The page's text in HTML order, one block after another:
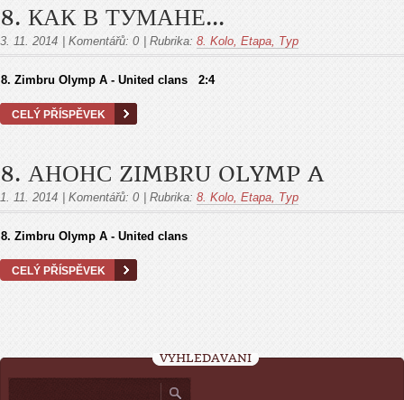
8. КАК В ТУМАНЕ...
3. 11. 2014 Komentářů: 0 Rubrika: 8. Kolo, Etapa, Тур
8. Zimbru Olymp A - United clans 2:4
CELÝ PŘÍSPĚVEK
8. АНОНС ZIMBRU OLYMP A
1. 11. 2014 Komentářů: 0 Rubrika: 8. Kolo, Etapa, Тур
8. Zimbru Olymp A - United clans
CELÝ PŘÍSPĚVEK
VYHLEDÁVÁNÍ